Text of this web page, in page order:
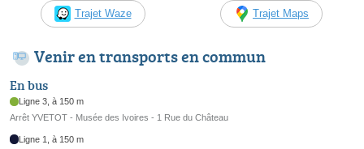
Trajet Waze Trajet Maps
Venir en transports en commun
En bus
Ligne 3, à 150 m
Arrêt YVETOT - Musée des Ivoires - 1 Rue du Château
Ligne 1, à 150 m